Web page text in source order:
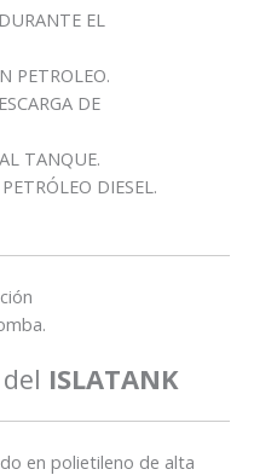
EL
PETROLEO.
DE
TANQUE.
DIESEL.
ISLATANK
en polietileno de alta